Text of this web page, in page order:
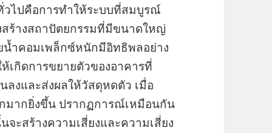
วไปคือการทำให้ระบบที่สมบูรณ์
ร้างสถาปัตยกรรมที่มีขนาดใหญ่
ำคอมเพล็กซ์หนักมีอิทธิพลอย่าง
กิดการขยายตัวของอาคารที่
ลงและส่งผลให้วัสดุหดตัว เมื่อ
มากยิ่งขึ้น ปรากฏการณ์เหมือนกัน
ะสร้างความเสี่ยงและความเสี่ยง